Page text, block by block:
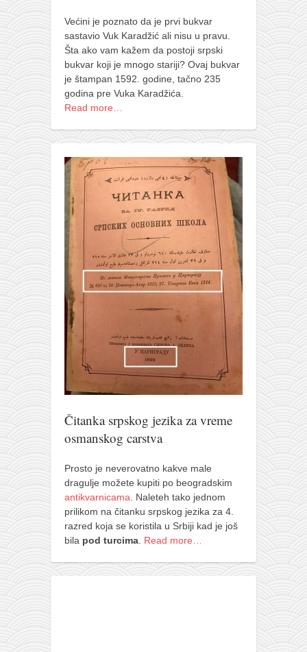
Većini je poznato da je prvi bukvar
sastavio Vuk Karadžić ali nisu u pravu.
Šta ako vam kažem da postoji srpski
bukvar koji je mnogo stariji? Ovaj bukvar
je štampan 1592. godine, tačno 235
godina pre Vuka Karadžića.
Read more…
Čitanka srpskog jezika za vreme
osmanskog carstva
Prosto je neverovatno kakve male
dragulje možete kupiti po beogradskim
antikvarnicama . Naleteh tako jednom
prilikom na čitanku srpskog jezika za 4.
razred kojа se koristila u Srbiji kad je još
bila pod turcima Read more…